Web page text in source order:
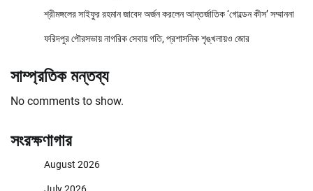
শ্রীমঙ্গলের সাইফুর রহমান জাবেদ অর্জন করলেন আন্তর্জাতিক ‘গোল্ডেন কীস’ সম্মাননা
ফরিদপুর পৌরসভায় নাগরিক সেবায় গতি, প্রশাসনিক শৃঙ্খলায়ও জোর
সাম্প্রতিক মন্তব্য
No comments to show.
সংরক্ষণাগার
August 2026